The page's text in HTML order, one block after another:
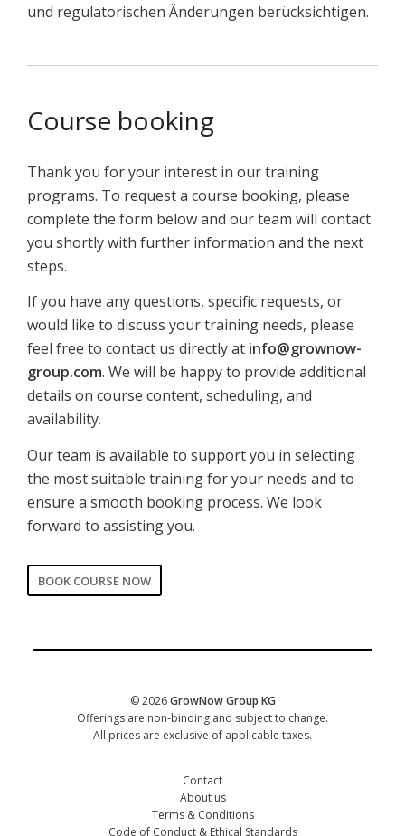
und regulatorischen Änderungen berücksichtigen.
Course booking
Thank you for your interest in our training
programs. To request a course booking, please
complete the form below and our team will contact
you shortly with further information and the next
steps.
If you have any questions, specific requests, or
would like to discuss your training needs, please
feel free to contact us directly at info@grownow-
group.com. We will be happy to provide additional
details on course content, scheduling, and
availability.
Our team is available to support you in selecting
the most suitable training for your needs and to
ensure a smooth booking process. We look
forward to assisting you.
CORPORATE
BOOK COURSE NOW
© 2026GrowNow Group KG
Offerings are non-binding and subject to change.
All prices are exclusive of applicable taxes.
Contact
About us
Terms & Conditions
Code of Conduct & Ethical Standards